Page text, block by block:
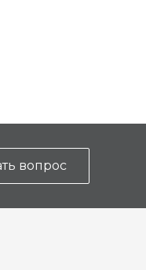
вопрос